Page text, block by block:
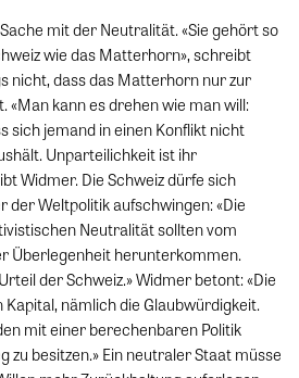
mit der Neutralität. «Sie gehört so
wie das Matterhorn», schreibt
nicht, dass das Matterhorn nur zur
«Man kann es drehen wie man will:
sich jemand in einen Konflikt nicht
Unparteilichkeit ist ihr
Widmer. Die Schweiz dürfe sich
der Weltpolitik aufschwingen: «Die
Neutralität sollten vom
Überlegenheit herunterkommen.
der Schweiz.» Widmer betont: «Die
nämlich die Glaubwürdigkeit.
mit einer berechenbaren Politik
zu besitzen.» Ein neutraler Staat müsse